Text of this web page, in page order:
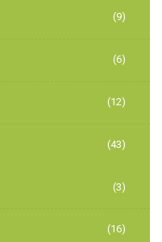
(9)
(6)
(12)
(43)
(3)
(16)